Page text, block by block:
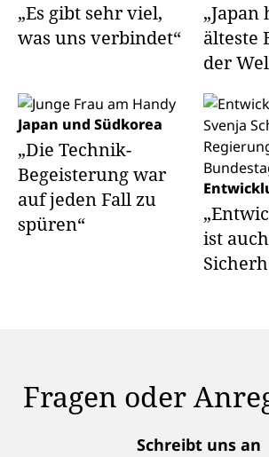
„Es gibt sehr viel,
was uns verbindet“
„Japan
älteste
der
Japan und Südkorea
„Die Technik-
Begeisterung war
auf jeden Fall zu
spüren“
ist auch
Fragen oder
Schreibt uns an